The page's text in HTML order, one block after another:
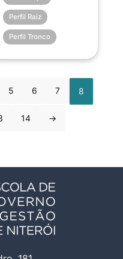
Perfil Raiz
Perfil Tronco
5 6 7 8
14 →